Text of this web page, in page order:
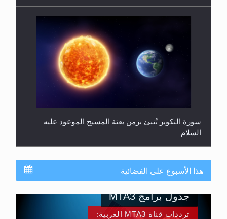
سورة التكوير تُنبئ بزمن بعثة المسيح الموعود عليه
السلام
هذا الأسبوع على الفضائية
ترددات قناة MTA3 العربية:
جدول برامج MTA3